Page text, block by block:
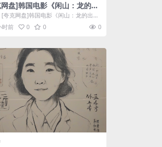
盘]韩国电影《闲山：龙的出
2022）剧情 / 动作 / 历
争 豆瓣6.3
[夸克网盘]韩国电影《闲山：龙的出
2022）剧情 / 动作 / 历史...
时前 0 0 0